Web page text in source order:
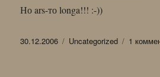
Но ars-то longa!!! :-))
Опубликовано
30.12.2006 Рубрики
Uncategorized 1